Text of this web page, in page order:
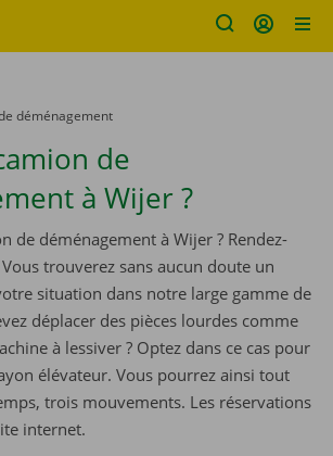
déménagement
de
à Wijer ?
de déménagement à Wijer ? Rendez-
trouverez sans aucun doute un
situation dans notre large gamme de
déplacer des pièces lourdes comme
à lessiver ? Optez dans ce cas pour
élévateur. Vous pourrez ainsi tout
trois mouvements. Les réservations
internet.